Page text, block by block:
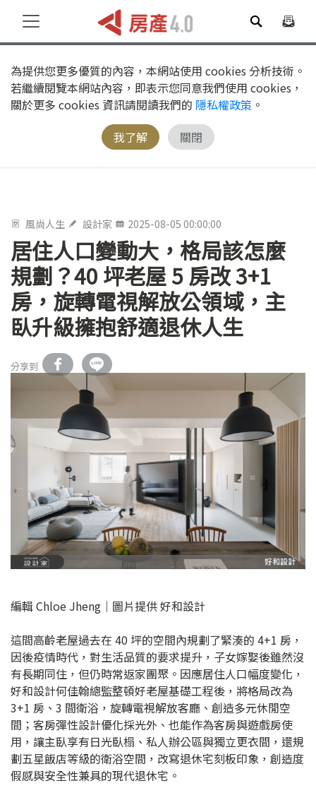
為提供您更多優質的內容，本網站使用 cookies 分析技術。
若繼續閱覽本網站內容，即表示您同意我們使用 cookies，
關於更多 cookies 資訊請閱讀我們的 隱私權政策 。
我了解
關閉
風尚人生 設計家 2025-08-05 00:00:00
居住人口變動大，格局該怎麼
規劃？40 坪老屋 5 房改 3+1
房，旋轉電視解放公領域，主
臥升級擁抱舒適退休人生
分享到
編輯 Chloe Jheng｜圖片提供 好和設計
這間高齡老屋過去在 40 坪的空間內規劃了緊湊的 4+1 房，
因後疫情時代，對生活品質的要求提升，子女嫁娶後雖然沒
有長期同住，但仍時常返家團聚。因應居住人口幅度變化，
好和設計何佳翰總監整頓好老屋基礎工程後，將格局改為
3+1 房、3 間衛浴，旋轉電視解放客廳、創造多元休閒空
間；客房彈性設計優化採光外、也能作為客房與遊戲房使
用，讓主臥享有日光臥榻、私人辦公區與獨立更衣間，還規
劃五星飯店等級的衛浴空間，改寫退休宅刻板印象，創造度
假感與安全性兼具的現代退休宅。